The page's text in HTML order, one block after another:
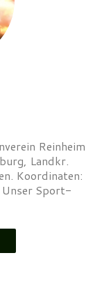
Reinheim
Landkr.
Koordinaten:
Sport-